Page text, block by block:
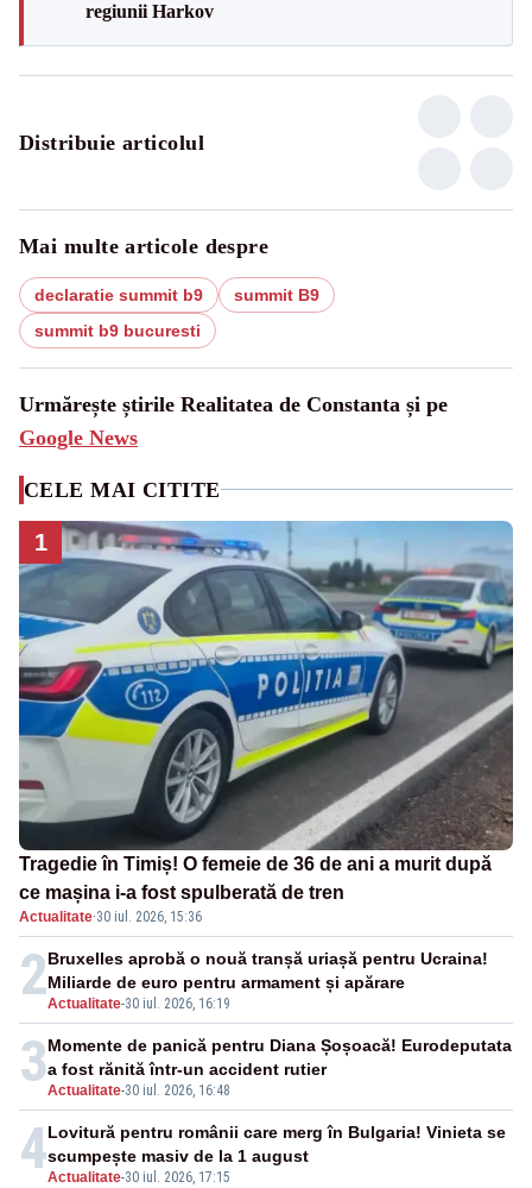
regiunii Harkov
Distribuie articolul
Mai multe articole despre
declaratie summit b9
summit B9
summit b9 bucuresti
Urmărește știrile Realitatea de Constanta și pe
Google News
CELE MAI CITITE
1
Tragedie în Timiș! O femeie de 36 de ani a murit după
ce mașina i-a fost spulberată de tren
Actualitate·30 iul. 2026, 15:36
2Actualitate-30 iul. 2026, 16:19
Bruxelles aprobă o nouă tranșă uriașă pentru Ucraina!
Miliarde de euro pentru armament și apărare
3Actualitate-30 iul. 2026, 16:48
Momente de panică pentru Diana Șoșoacă! Eurodeputata
a fost rănită într-un accident rutier
4Actualitate-30 iul. 2026, 17:15
Lovitură pentru românii care merg în Bulgaria! Vinieta se
scumpește masiv de la 1 august